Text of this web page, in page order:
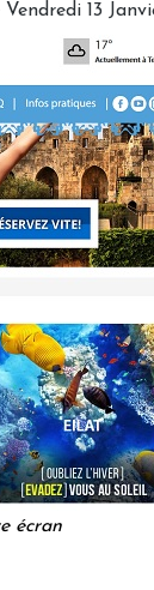
Vendredi 13
écran